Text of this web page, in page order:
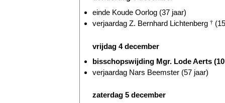
einde Koude Oorlog (37 jaar)
verjaardag Z. Bernhard Lichtenberg †
vrijdag 4 december
bisschopswijding Mgr. Lode Aerts
verjaardag Nars Beemster (57 jaar)
zaterdag 5 december